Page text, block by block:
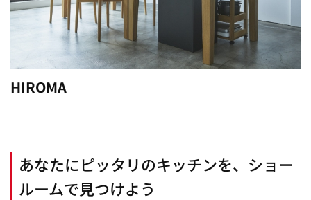
HIROMA
あなたにピッタリのキッチンを、ショー
ルームで見つけよう